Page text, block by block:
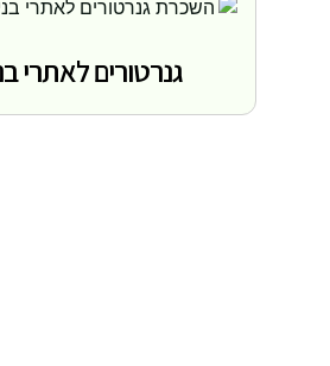
גנרטורים לאתרי